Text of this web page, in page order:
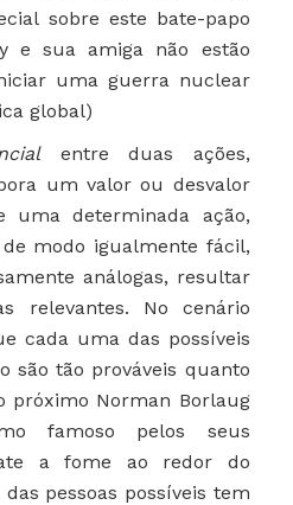
sobre este bate-papo
e sua amiga não estão
uma guerra nuclear
global)
entre duas ações,
um valor ou desvalor
uma determinada ação,
modo igualmente fácil,
análogas, resultar
relevantes. No cenário
cada uma das possíveis
são tão prováveis ​​quanto
próximo Norman Borlaug
famoso pelos seus
a fome ao redor do
pessoas possíveis tem